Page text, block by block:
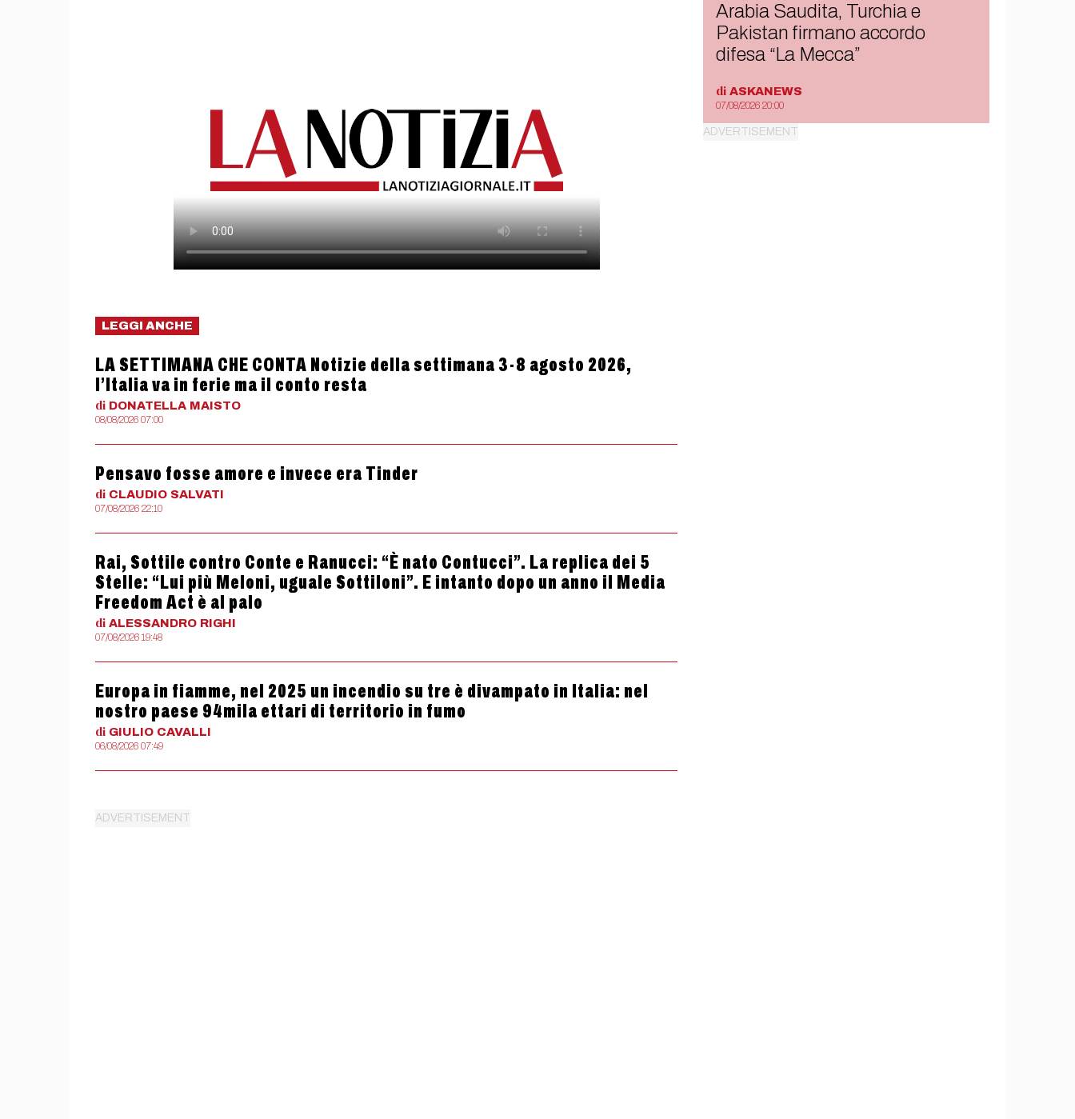
LEGGI ANCHE
LA SETTIMANA CHE CONTA Notizie della settimana 3-8 agosto 2026,
l’Italia va in ferie ma il conto resta
di DONATELLA MAISTO
08/08/2026 07:00
Pensavo fosse amore e invece era Tinder
di CLAUDIO SALVATI
07/08/2026 22:10
Rai, Sottile contro Conte e Ranucci: “È nato Contucci”. La replica dei 5
Stelle: “Lui più Meloni, uguale Sottiloni”. E intanto dopo un anno il Media
Freedom Act è al palo
di ALESSANDRO RIGHI
07/08/2026 19:48
Europa in fiamme, nel 2025 un incendio su tre è divampato in Italia: nel
nostro paese 94mila ettari di territorio in fumo
di GIULIO CAVALLI
06/08/2026 07:49
Arabia Saudita, Turchia e
Pakistan firmano accordo
difesa “La Mecca”
di ASKANEWS
07/08/2026 20:00